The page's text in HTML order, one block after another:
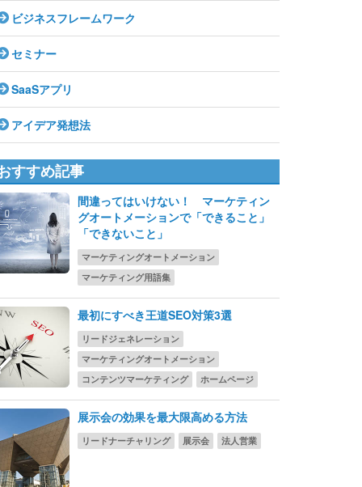
ビジネスフレームワーク
セミナー
SaaSアプリ
アイデア発想法
すすめ記事
間違ってはいけない！ マーケティン
グオートメーションで「できること」
「できないこと」
マーケティングオートメーション
マーケティング用語集
最初にすべき王道SEO対策3選
リードジェネレーション
マーケティングオートメーション
コンテンツマーケティング
ホームページ
展示会の効果を最大限高める方法
リードナーチャリング 展示会 法人営業